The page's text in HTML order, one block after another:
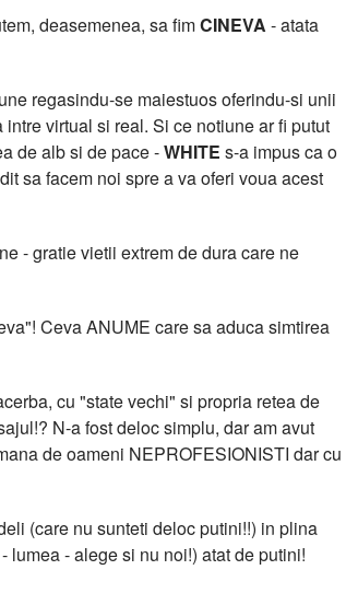
deasemenea, sa fimCINEVA - atata
regasindu-se maiestuos oferindu-si unii
virtual si real. Si ce notiune ar fi putut
de alb si de pace -WHITE s-a impus ca o
sa facem noi spre a va oferi voua acest
- gratie vietii extrem de dura care ne
Ceva ANUME care sa aduca simtirea
cu "state vechi" si propria retea de
N-a fost deloc simplu, dar am avut
de oameni NEPROFESIONISTI dar cu
(care nu sunteti deloc putini!!) in plina
lumea - alege si nu noi!) atat de putini!